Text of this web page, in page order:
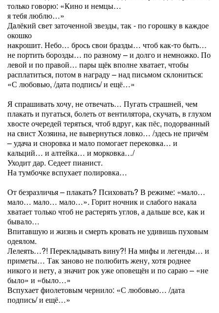
только говорю: «Кино и немцы…
я тебя люблю…»
Далёкий свет заточенной звезды, так - по горошку в каждое
окошко
накрошит. Небо… брось свои бразды… чтоб как-то быть…
не портить борозды… по разному – и долго и немножко. По
левой и по правой… пары щёк вполне хватает, чтобы
расплатиться, потом в награду – над письмом склониться:
«С любовью, /дата подпись/ и ещё…»
Я спрашивать хочу, не отвечать… Пугать страшней, чем
плакать и пугаться, болеть от вентилятора, скучать, в глухом
хвосте очередей теряться, чтоб вдруг, как пёс, подорванный
на свист Хозяина, не вывернуться ловко… /здесь не причём
– удача и сноровка и мало помогает перековка… и
кальций… и алтейка… и морковка…/
Уходит дар. Седеет пианист.
На тумбочке вспухает полировка…
От безразличья – плакать? Психовать? В режиме: «мало…
мало… мало… мало…». Горит ночник и слабого накала
хватает только чтоб не растерять углов, а дальше все, как и
бывало…
Впитавшую и жизнь и смерть кровать не удивишь пуховым
одеялом.
Лелеять…?! Перекладывать вину?! На мифы и легенды… и
приметы… Так заново не полюбить жену, хотя роднее
никого и нету, а значит рок уже оповещён и по сараю – «не
было» и «было…»
Вспухает фиолетовым чернило: «С любовью… /дата
подпись/ и ещё…»